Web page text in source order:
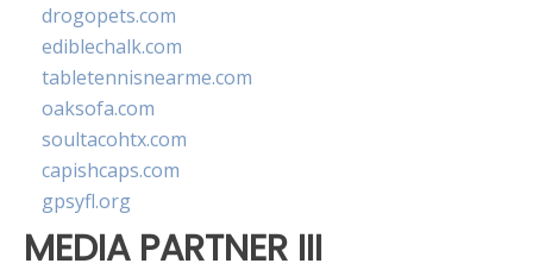
drogopets.com
ediblechalk.com
tabletennisnearme.com
oaksofa.com
soultacohtx.com
capishcaps.com
gpsyfl.org
MEDIA PARTNER III